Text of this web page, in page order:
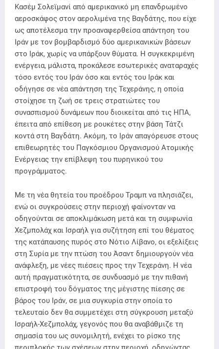
Κασέμ Σολεϊμανί από αμερικανικό μη επανδρωμένο
αεροσκάφος στον αερολιμένα της Βαγδάτης, που είχε
ως αποτέλεσμα την προαναφερθείσα απάντηση του
Ιράν με τον βομβαρδισμό δύο αμερικανικών βάσεων
στο Ιράκ, χωρίς να υπάρξουν θύματα. Η συγκεκριμένη
ενέργεια, μάλιστα, προκάλεσε εσωτερικές αναταραχές
τόσο εντός του Ιράν όσο και εντός του Ιράκ και
οδήγησε σε νέα απάντηση της Τεχεράνης, η οποία
στοίχησε τη ζωή σε τρεις στρατιώτες του
συνασπισμού δυνάμεων που διοικείται από τις ΗΠΑ,
έπειτα από επίθεση με ρουκέτες στην βάση Τάτζι
κοντά στη Βαγδάτη. Ακόμη, το Ιράν απαγόρευσε στους
επιθεωρητές του Παγκόσμιου Οργανισμού Ατομικής
Ενέργειας την επίβλεψη του πυρηνικού του
προγράμματος.
Με τη νέα θητεία του προέδρου Τραμπ να πλησιάζει,
ενώ οι συγκρούσεις στην περιοχή φαίνονταν να
οδηγούνται σε αποκλιμάκωση μετά και τη συμφωνία
Χεζμπολάχ και Ισραήλ για συζήτηση επί του θέματος
της κατάπαυσης πυρός στο Νότιο Λίβανο, οι εξελίξεις
στη Συρία με την πτώση του Άσαντ δημιουργούν νέα
ανάφλεξη, με νέες πιέσεις προς την Τεχεράνη. Η νέα
αυτή πραγματικότητα, σε συνδυασμό με την πιθανή
επιστροφή του δόγματος της μέγιστης πίεσης σε
βάρος του Ιράν, σε μια συγκυρία στην οποία το
τελευταίο δεν θα συμμετέχει στη σύγκρουση μεταξύ
Ισραήλ-Χεζμπολάχ, γεγονός που θα αναβάθμιζε τη
σημασία του ως συνομιλητή, ενέχει το ρίσκο της